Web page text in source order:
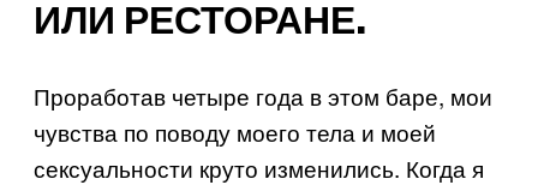
ИЛИ РЕСТОРАНЕ.
Проработав четыре года в этом баре, мои
чувства по поводу моего тела и моей
сексуальности круто изменились. Когда я